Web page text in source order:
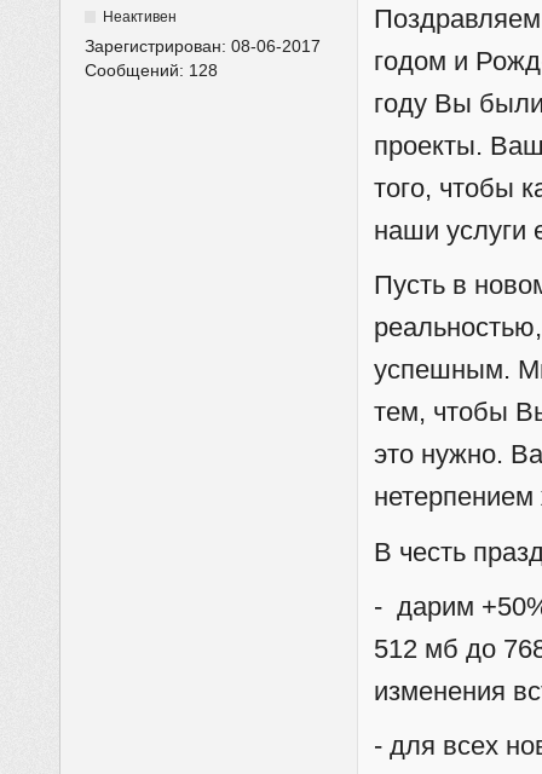
Неактивен
Зарегистрирован:08-06-2017
Сообщений: 128
годом и
году Вы
проекты.
того, чтобы
наши
Пусть в
успешным.
тем, чтобы
это нужно.
В честь
- дарим
512 мб до
изменения
- для всех